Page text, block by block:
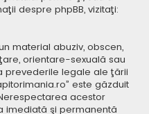
despre phpBB, vizitaţi:
material abuziv, obscen,
orientare-sexuală sau
prevederile legale ale ţării
este găzduit
acestor
imediată şi permanentă